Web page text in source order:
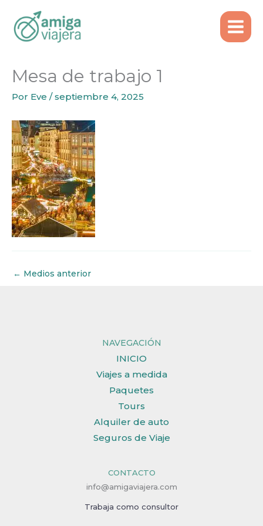
contenido
Mesa de trabajo 1
Por Eve /septiembre 4, 2025
← Medios anterior
NAVEGACIÓN
INICIO
Viajes a medida
Paquetes
Tours
Alquiler de auto
Seguros de Viaje
CONTACTO
info@amigaviajera.com
Trabaja como consultor